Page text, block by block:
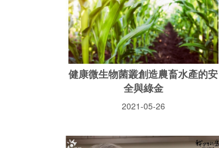
健康微生物菌叢創造農畜水產的安
全與綠金
2021-05-26